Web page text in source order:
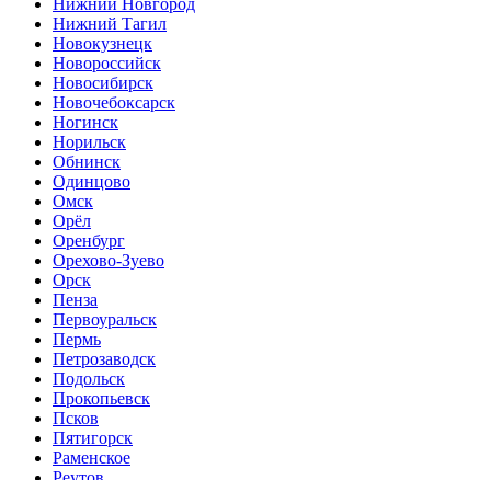
Нижний Новгород
Нижний Тагил
Новокузнецк
Новороссийск
Новосибирск
Новочебоксарск
Ногинск
Норильск
Обнинск
Одинцово
Омск
Орёл
Оренбург
Орехово-Зуево
Орск
Пенза
Первоуральск
Пермь
Петрозаводск
Подольск
Прокопьевск
Псков
Пятигорск
Раменское